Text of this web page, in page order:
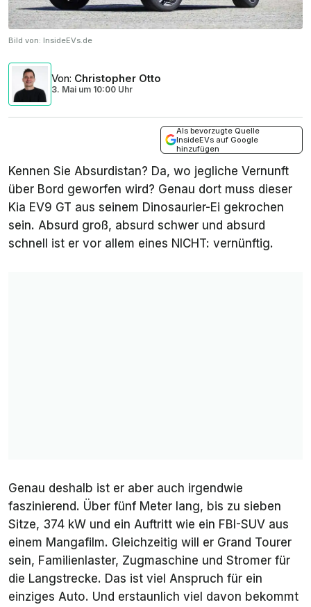
Bild von: InsideEVs.de
Von: Christopher Otto
3. Mai um 10:00 Uhr
Als bevorzugte Quelle
InsideEVs auf Google
hinzufügen
Kennen Sie Absurdistan? Da, wo jegliche Vernunft
über Bord geworfen wird? Genau dort muss dieser
Kia EV9 GT aus seinem Dinosaurier-Ei gekrochen
sein. Absurd groß, absurd schwer und absurd
schnell ist er vor allem eines NICHT: vernünftig.
Genau deshalb ist er aber auch irgendwie
faszinierend. Über fünf Meter lang, bis zu sieben
Sitze, 374 kW und ein Auftritt wie ein FBI-SUV aus
einem Mangafilm. Gleichzeitig will er Grand Tourer
sein, Familienlaster, Zugmaschine und Stromer für
die Langstrecke. Das ist viel Anspruch für ein
einziges Auto. Und erstaunlich viel davon bekommt